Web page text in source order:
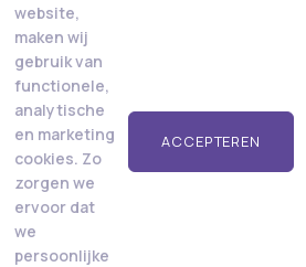
website,
maken wij
gebruik van
functionele,
analytische
en marketing
cookies. Zo
zorgen we
ervoor dat
we
persoonlijke
ACCEPTEREN